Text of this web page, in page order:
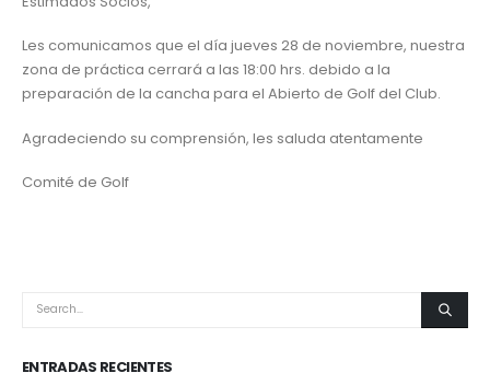
Les comunicamos que el día jueves 28 de noviembre, nuestra
zona de práctica cerrará a las 18:00 hrs. debido a la
preparación de la cancha para el Abierto de Golf del Club.
Agradeciendo su comprensión, les saluda atentamente
Comité de Golf
ENTRADAS RECIENTES